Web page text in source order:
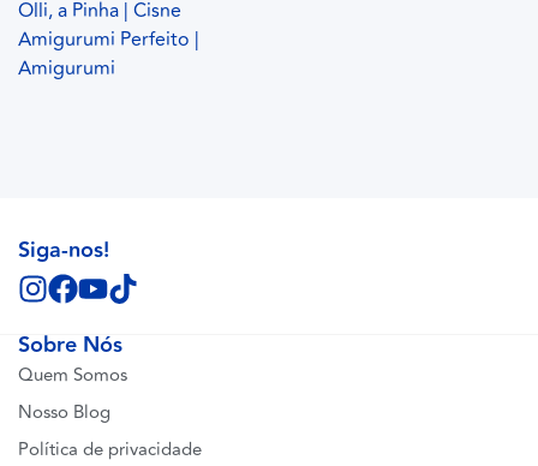
Olli, a Pinha | Cisne
Amigurumi Perfeito |
Amigurumi
Sobre Nós
Quem Somos
Nosso Blog
Política de privacidade
Siga-nos!